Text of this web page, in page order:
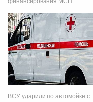
ВСУ ударили по автомойке с